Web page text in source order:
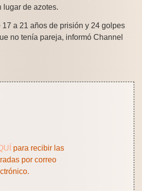
lugar de azotes.
a 21 años de prisión y 24 golpes
no tenía pareja, informó Channel
para recibir las
por correo